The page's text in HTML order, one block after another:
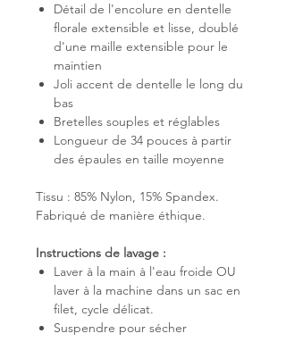
Détail de l'encolure en dentelle
florale extensible et lisse, doublé
d'une maille extensible pour le
maintien
Joli accent de dentelle le long du
bas
Bretelles souples et réglables
Longueur de 34 pouces à partir
des épaules en taille moyenne
Tissu : 85% Nylon, 15% Spandex.
Fabriqué de manière éthique.
Instructions de lavage :
Laver à la main à l'eau froide OU
laver à la machine dans un sac en
filet, cycle délicat.
Suspendre pour sécher